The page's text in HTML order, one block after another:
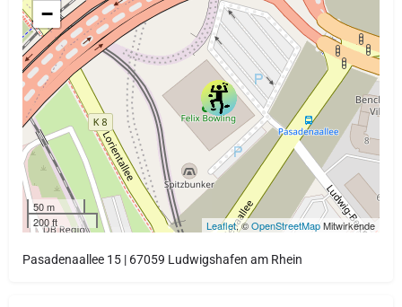
−
50 m
200 ft
Leaflet, ©OpenStreetMapMitwirkende
Pasadenaallee 15 | 67059 Ludwigshafen am Rhein